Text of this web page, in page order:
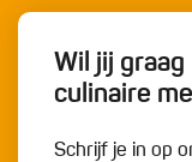
Wil jij
culinaire
Schrijf je in op